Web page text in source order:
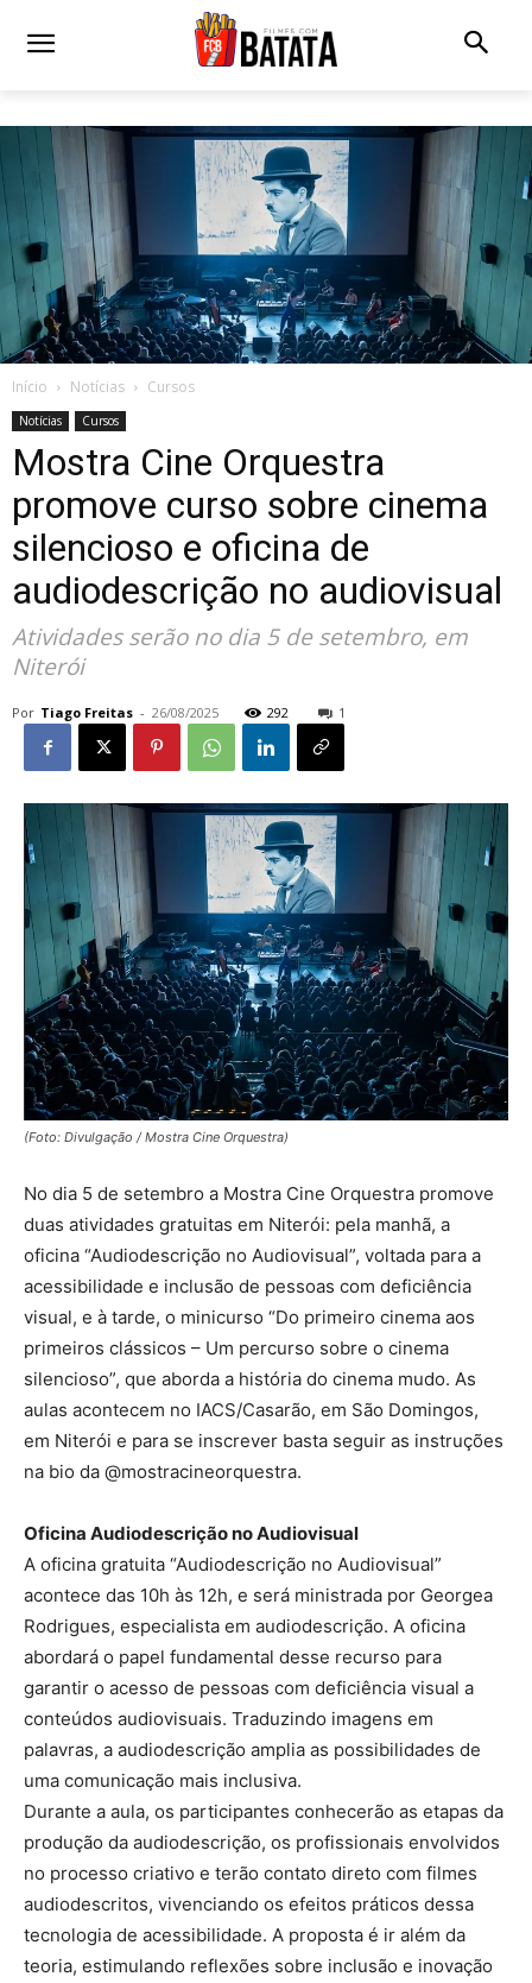
Início Notícias Cursos
Notícias Cursos
Mostra Cine Orquestra
promove curso sobre cinema
silencioso e oficina de
audiodescrição no audiovisual
Atividades serão no dia 5 de setembro, em
Niterói
Por Tiago Freitas - 26/08/2025 292 1
(Foto: Divulgação / Mostra Cine Orquestra)
No dia 5 de setembro a Mostra Cine Orquestra promove
duas atividades gratuitas em Niterói: pela manhã, a
oficina “Audiodescrição no Audiovisual”, voltada para a
acessibilidade e inclusão de pessoas com deficiência
visual, e à tarde, o minicurso “Do primeiro cinema aos
primeiros clássicos – Um percurso sobre o cinema
silencioso”, que aborda a história do cinema mudo. As
aulas acontecem no IACS/Casarão, em São Domingos,
em Niterói e para se inscrever basta seguir as instruções
na bio da @mostracineorquestra.
Oficina Audiodescrição no Audiovisual
A oficina gratuita “Audiodescrição no Audiovisual”
acontece das 10h às 12h, e será ministrada por Georgea
Rodrigues, especialista em audiodescrição. A oficina
abordará o papel fundamental desse recurso para
garantir o acesso de pessoas com deficiência visual a
conteúdos audiovisuais. Traduzindo imagens em
palavras, a audiodescrição amplia as possibilidades de
uma comunicação mais inclusiva.
Durante a aula, os participantes conhecerão as etapas da
produção da audiodescrição, os profissionais envolvidos
no processo criativo e terão contato direto com filmes
audiodescritos, vivenciando os efeitos práticos dessa
tecnologia de acessibilidade. A proposta é ir além da
teoria, estimulando reflexões sobre inclusão e inovação